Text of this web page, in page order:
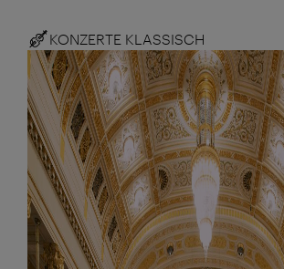
KONZERTE KLASSISCH